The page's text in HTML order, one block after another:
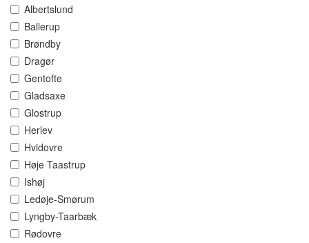
Albertslund
Ballerup
Brøndby
Dragør
Gentofte
Gladsaxe
Glostrup
Herlev
Hvidovre
Høje Taastrup
Ishøj
Ledøje-Smørum
Lyngby-Taarbæk
Rødovre